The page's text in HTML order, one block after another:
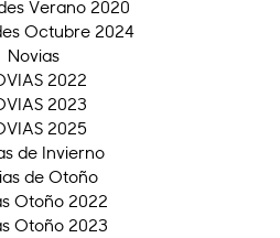
Verano 2020
Octubre 2024
Novias
2022
2023
2025
de Invierno
de Otoño
Otoño 2022
Otoño 2023